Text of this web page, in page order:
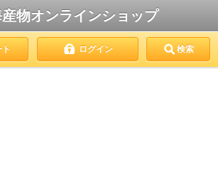
物オンラインショップ
ログイン 検索